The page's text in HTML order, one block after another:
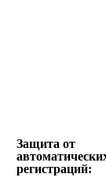
Защита от
регистраций: